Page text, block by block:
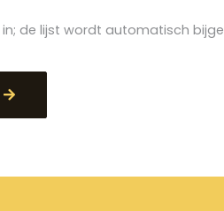
de lijst wordt automatisch